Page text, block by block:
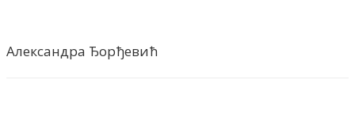
Александра Ђорђевић